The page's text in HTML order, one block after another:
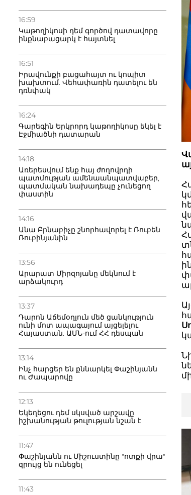
16:59
Կաթողիկոսի դեմ գործով դատավորը
ինքնաբացարկ է հայտնել
16:51
Իրավունքի բացահայտ ու կոպիտ
խախտում. Վեհափառին դատելու են
դռնփակ
16:24
Գարեգին Երկրորդ կաթողիկոսը եկել է
Էջմիածնի դատարան
14:18
Առերեսվում ենք հայ ժողովրդի
պատմության ամենաանպատվաբեր,
պատմական նախադեպը չունեցող
փաստին
14:16
Անա Բրնաբիչը շնորհավորել է Ռուբեն
Ռուբինյանին
13:56
Արարատ Միրզոյանը մեկնում է
արձակուրդ
13:37
Դարոն Աճեմօղլուն մեծ ցանկություն
ունի մոտ ապագայում այցելելու
Հայաստան. ԱՄՆ-ում ՀՀ դեսպան
13:14
Ինչ հարցեր են քննարկել Փաշինյանն
ու Ժապարովը
12:13
Եկեղեցու դեմ սկսված արշավը
իշխանության թուլության նշան է
11:47
Փաշինյանն ու Միշուստինը "ոտքի վրա"
զրույց են ունեցել
11:43